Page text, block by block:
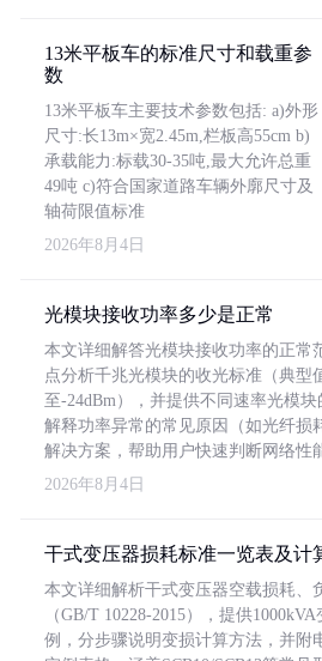
13米平板车的标准尺寸和载重参
数
13米平板车主要技术参数包括: a)外形
尺寸:长13m×宽2.45m,栏板高55cm b)
承载能力:标载30-35吨,最大允许总重
49吨 c)符合国家道路车辆外廓尺寸及
轴荷限值标准
2026年8月4日
光模块接收功率多少是正常
本文详细解答光模块接收功率的正常
点分析千兆光模块的收光标准（典型
至-24dBm），并提供不同速率光模
解释功率异常的常见原因（如光纤损
解决方案，帮助用户快速判断网络性
2026年8月4日
干式变压器损耗标准一览表及计
本文详细解析干式变压器空载损耗、
（GB/T 10228-2015），提供
例，分步骤说明变损计算方法，并附